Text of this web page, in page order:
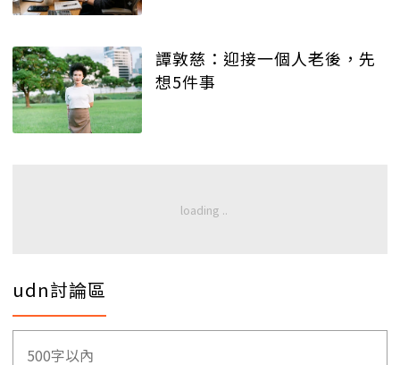
譚敦慈：迎接一個人老後，先
想5件事
udn討論區